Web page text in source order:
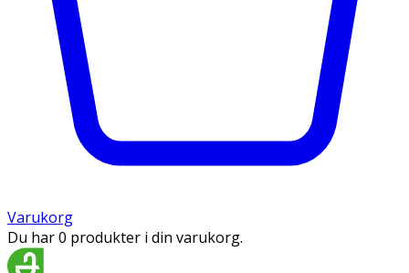
Varukorg
Du har 0 produkter i din varukorg.